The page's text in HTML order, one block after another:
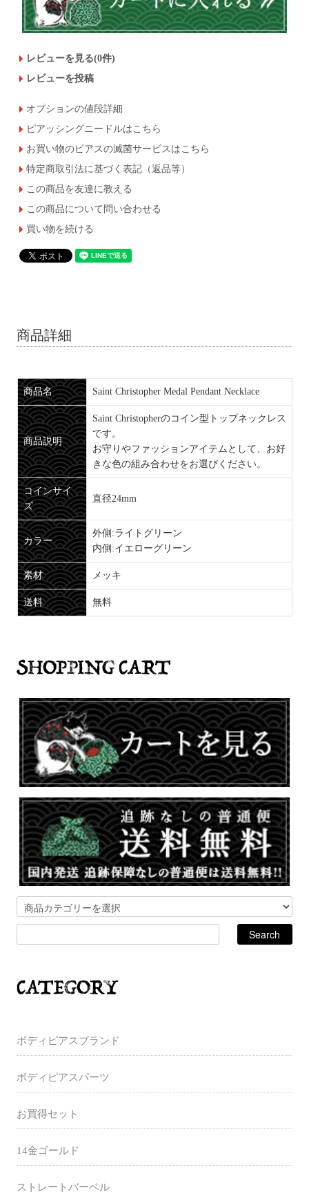
レビューを見る(0件)
レビューを投稿
オプションの値段詳細
ピアッシングニードルはこちら
お買い物のピアスの滅菌サービスはこちら
特定商取引法に基づく表記（返品等）
この商品を友達に教える
この商品について問い合わせる
買い物を続ける
商品詳細
商品名 Saint Christopher Medal Pendant Necklace
商品説明
Saint Christopherのコイン型トップネックレス
です。
お守りやファッションアイテムとして、お好
きな色の組み合わせをお選びください。
コインサイ
ズ
直径24mm
カラー
外側:ライトグリーン
内側:イエローグリーン
素材 メッキ
送料 無料
ボディピアスブランド
ボディピアスパーツ
お買得セット
14金ゴールド
ストレートバーベル